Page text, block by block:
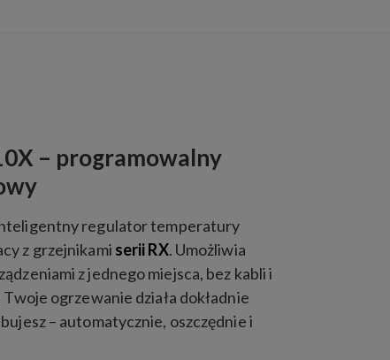
– programowalny
regulator temperatury
z grzejnikami serii RX. Umożliwia
z jednego miejsca, bez kabli i
ogrzewanie działa dokładnie
– automatycznie, oszczędnie i